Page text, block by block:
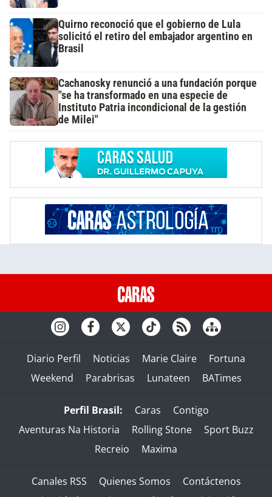
Quirno reconoció que el gobierno de Lula
solicitó el retiro del embajador argentino en
Brasil
Cachanosky renunció a una fundación porque
"se ha transformado en una especie de
Instituto Patria incondicional de la gestión
de Milei"
Diario Perfil Noticias Marie Claire
Fortuna
Weekend
Parabrisas Lunateen BATimes
Perfil Brasil: Caras
Contigo
Aventuras Na Historia
Rolling Stone
Sport Buzz
Recreio
Maxima
Canales RSS Quienes Somos
Contáctenos